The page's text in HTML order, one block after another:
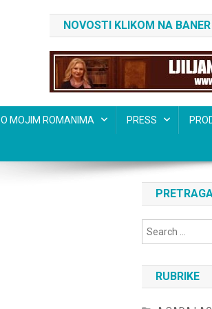
NOVOSTI KLIKOM NA BANER
O MOJIM ROMANIMA PRESS
RUBRIKE